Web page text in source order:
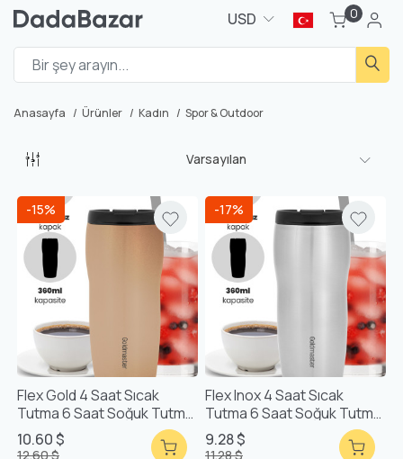
USD 0
Anasayfa Ürünler Kadın Spor & Outdoor
Varsayılan
-15%
Flex Gold 4 Saat Sıcak
Tutma 6 Saat Soğuk Tutma
Özellikli Sızdırmaz Kapaklı
Paslanmaz Çelik Termos
10.60 $
12.60 $
-17%
Flex Inox 4 Saat Sıcak
Tutma 6 Saat Soğuk Tutma
Özellikli Sızdırmaz Kapaklı
Paslanmaz Çelik Termos
9.28 $
11.28 $